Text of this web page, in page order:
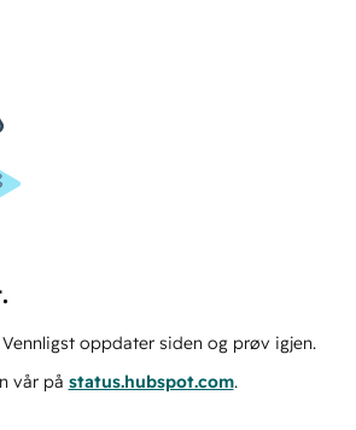
oppdater siden og prøv igjen.
vår på status.hubspot.com.